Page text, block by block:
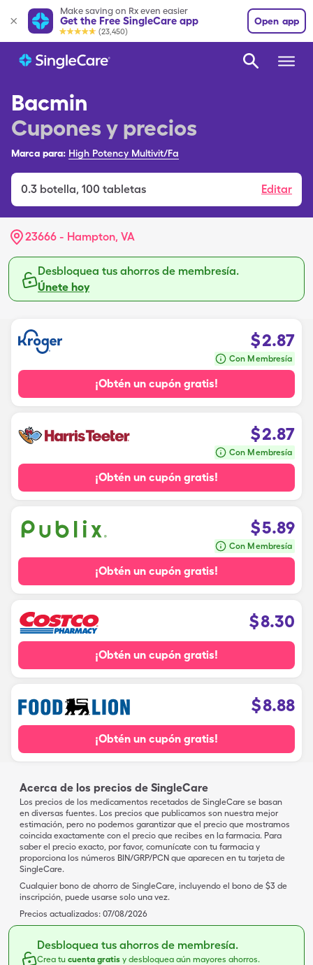
Make saving on Rx even easier
Get the Free SingleCare app
(23,450)
Open app
Bacmin
Cupones y precios
Marca para: High Potency Multivit/Fa
0.3 botella, 100 tabletas Editar
23666 - Hampton, VA
Desbloquea tus ahorros de membresía.
Únete hoy
$2.87
Con Membresía
¡Obtén un cupón gratis!
$2.87
Con Membresía
¡Obtén un cupón gratis!
$5.89
Con Membresía
¡Obtén un cupón gratis!
$8.30
¡Obtén un cupón gratis!
$8.88
¡Obtén un cupón gratis!
Acerca de los precios de SingleCare
Los precios de los medicamentos recetados de SingleCare se basan
en diversas fuentes. Los precios que publicamos son nuestra mejor
estimación, pero no podemos garantizar que el precio que mostramos
coincida exactamente con el precio que recibes en la farmacia. Para
saber el precio exacto, por favor, comunícate con tu farmacia y
proporciona los números BIN/GRP/PCN que aparecen en tu tarjeta de
SingleCare.
Cualquier bono de ahorro de SingleCare, incluyendo el bono de $3 de
inscripción, puede usarse solo una vez.
Precios actualizados: 07/08/2026
Desbloquea tus ahorros de membresía.
Crea tu cuenta gratis y desbloquea aún mayores ahorros.